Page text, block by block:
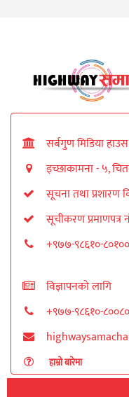
सर्बगुण मिडिया हाउस
इच्छाकामना - ५,
सूचना तथा प्रशारण
सूचीकरण
+९७७-९८६१०-८०१००
विज्ञापनको लागि
+९७७-९८६१०-८००८०
हाम्रो बारेमा